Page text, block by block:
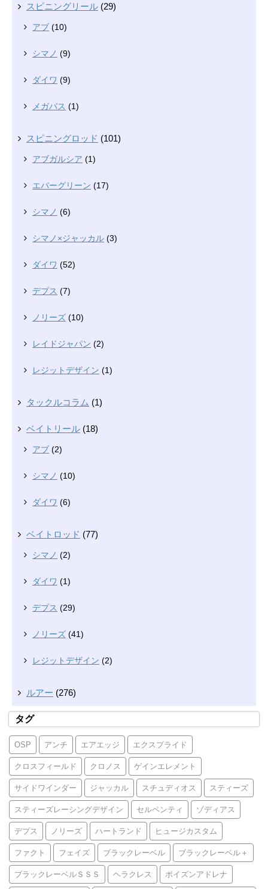
スピニングリール (29)
アブ (10)
シマノ (9)
ダイワ (9)
メガバス (1)
スピニングロッド (101)
アブガルシア (1)
エバーグリーン (17)
シマノ (6)
シマノ×ジャッカル (3)
ダイワ (52)
デプス (7)
ノリーズ (10)
レイドジャパン (2)
レジットデザイン (1)
タックルコラム (1)
ベイトリール (18)
アブ (2)
シマノ (10)
ダイワ (6)
ベイトロッド (77)
シマノ (2)
ダイワ (1)
デプス (29)
ノリーズ (41)
レジットデザイン (2)
ルアー (276)
タグ
OSP アンチ エアエッジ エクスプライド
クロスフィールド クロノス ゲインエレメント
サイドワインダー ジャッカル スチュディオス スティーズ
スティーズレーシングデザイン セルペンティ ゾディアス
デプス ノリーズ ハートランド ヒュージカスタム
ファクト フェイズ ブラックレーベル ブラックレーベル＋
ブラックレーベルＳＳＳ ヘラクレス ポイズンアドレナ